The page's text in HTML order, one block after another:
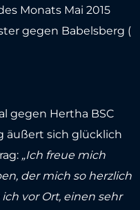
Monats Mai 2015
gegen Babelsberg (
gegen Hertha BSC
äußert sich glücklich
„Ich freue mich
der mich so herzlich
vor Ort, einen sehr